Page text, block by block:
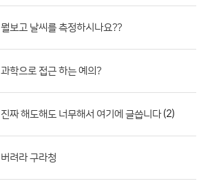
뭘보고 날씨를 측정하시나요??
과학으로 접근 하는 예의?
진짜 해도해도 너무해서 여기에 글씁니다(2)
버려라 구라청